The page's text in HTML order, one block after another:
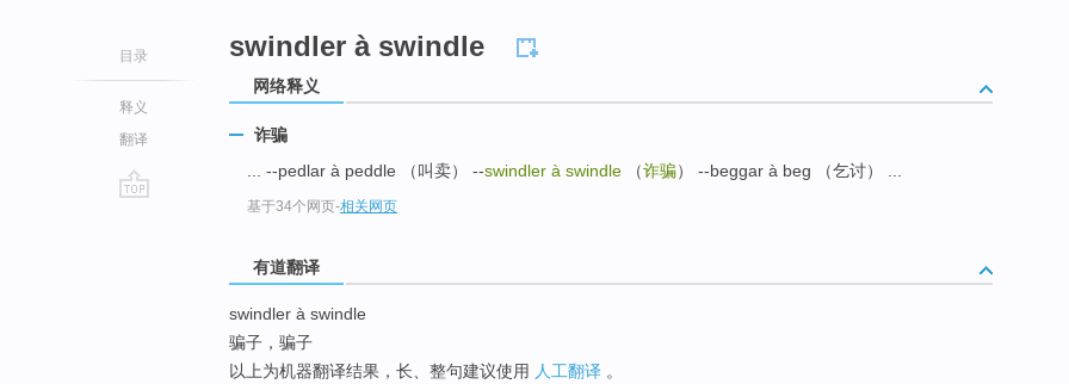
目录
释义
翻译
swindler à swindle
网络释义
诈骗
... --pedlar à peddle （叫卖） --swindler à swindle （诈骗） --beggar à beg （乞讨） ...
基于34个网页-相关网页
有道翻译
swindler à swindle
骗子，骗子
以上为机器翻译结果，长、整句建议使用 人工翻译 。